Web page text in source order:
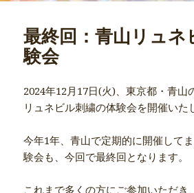
最終回：青山リュネ
験会
2024年12月17日(火)、東京都・青山
リュネビル刺繍の体験会を開催いた
今年1年、青山で定期的に開催して
験会も、今回で最終回となります。
これまで多くの方にご参加いただき